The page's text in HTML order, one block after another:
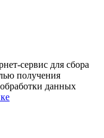
сервис для сбора
получения
данных